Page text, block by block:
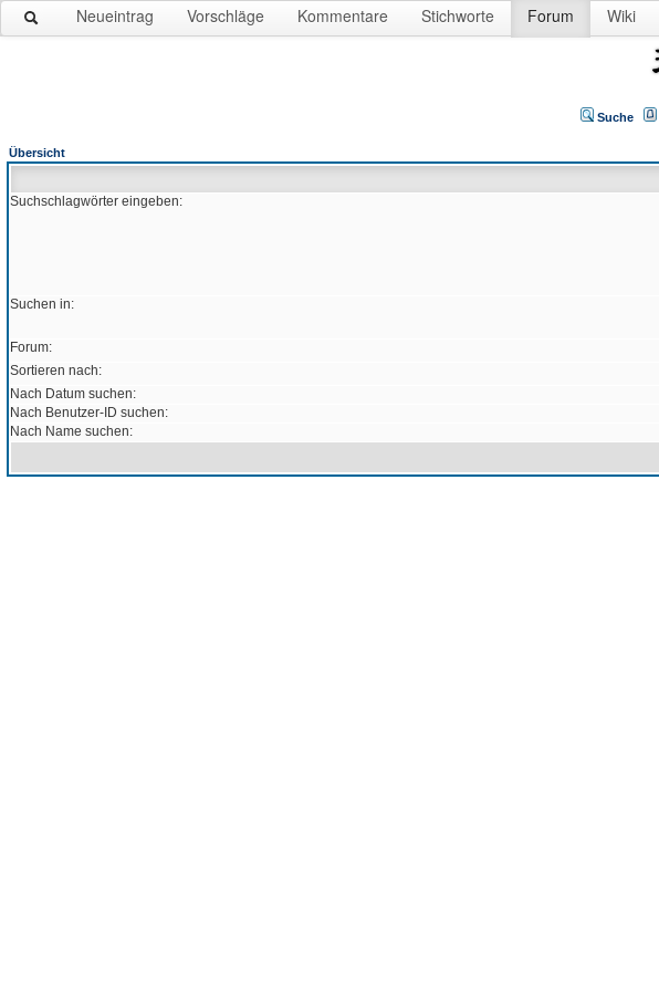
Neueintrag Vorschläge Kommentare Stichworte Forum Wiki
Suche
Übersicht
Suchschlagwörter eingeben:
Suchen in:
Forum:
Sortieren nach:
Nach Datum suchen:
Nach Benutzer-ID suchen:
Nach Name suchen: